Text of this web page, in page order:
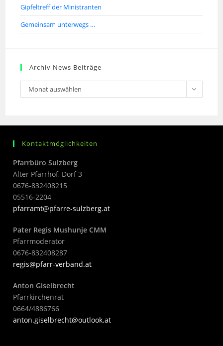
Gipfeltreff der Ministranten
Gemeinsam unterwegs …
Archiv News Beiträge
Monat auswählen
Kontaktmöglichkeiten
Pfarrbüro Sulzberg
Alter Pfarrhof, Dorf 3
0676-832408215
05516-2204
pfarramt@pfarre-sulzberg.at
Pater Regis Mushunje CMM
Pfarrmoderator
0676-832408287
regis@pfarr-verband.at
Anton Giselbrecht
Pfarrkirchenrat
0664/4886766
anton.giselbrecht@outlook.at